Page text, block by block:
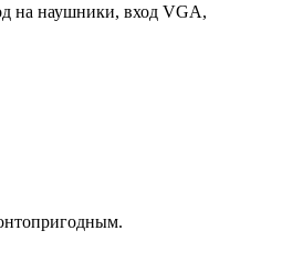
на наушники, вход VGA,